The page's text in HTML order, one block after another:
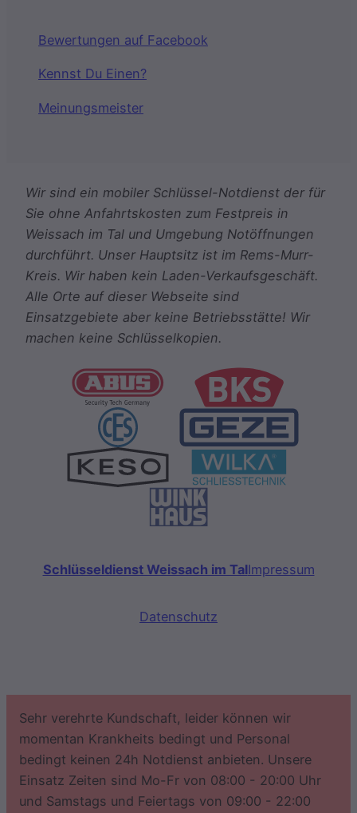
Bewertungen auf Facebook
Kennst Du Einen?
Meinungsmeister
Wir sind ein mobiler Schlüssel-Notdienst der für
Sie ohne Anfahrtskosten zum Festpreis in
Weissach im Tal und Umgebung Notöffnungen
durchführt. Unser Hauptsitz ist im Rems-Murr-
Kreis. Wir haben kein Laden-Verkaufsgeschäft.
Alle Orte auf dieser Webseite sind
Einsatzgebiete aber keine Betriebsstätte! Wir
machen keine Schlüsselkopien.
Schlüsseldienst Weissach im TalImpressum
Datenschutz
Sehr verehrte Kundschaft, leider können wir
momentan Krankheits bedingt und Personal
bedingt keinen 24h Notdienst anbieten. Unsere
Einsatz Zeiten sind Mo-Fr von 08:00 - 20:00 Uhr
und Samstags und Feiertags von 09:00 - 22:00